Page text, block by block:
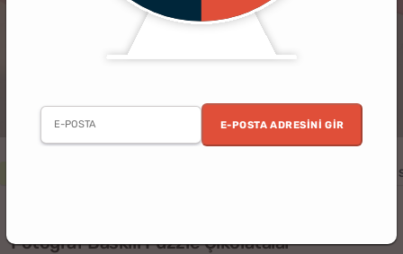
E-POSTA ADRESINI GIR
Fotoğraf Baskılı Puzzle Çikolatalar